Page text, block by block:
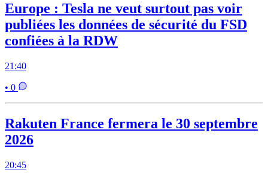
Europe : Tesla ne veut surtout pas voir
publiées les données de sécurité du FSD
confiées à la RDW
21:40
• 0
Rakuten France fermera le 30 septembre
2026
20:45